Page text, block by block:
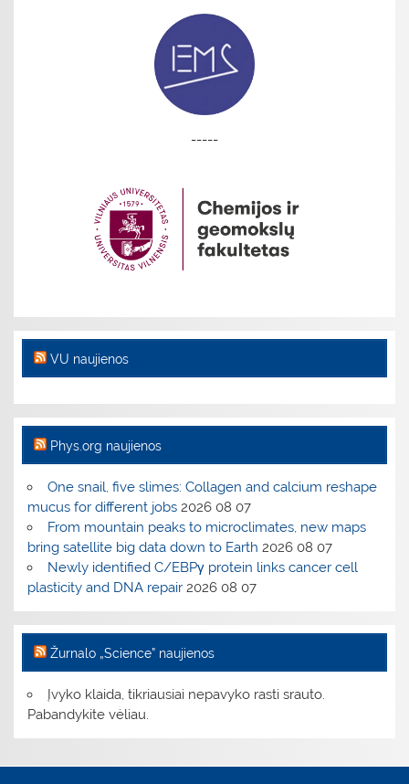
-----
VU naujienos
Phys.org naujienos
One snail, five slimes: Collagen and calcium reshape
mucus for different jobs 2026 08 07
From mountain peaks to microclimates, new maps
bring satellite big data down to Earth 2026 08 07
Newly identified C/EBPγ protein links cancer cell
plasticity and DNA repair 2026 08 07
Žurnalo „Science” naujienos
Įvyko klaida, tikriausiai nepavyko rasti srauto.
Pabandykite vėliau.